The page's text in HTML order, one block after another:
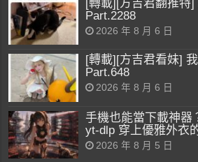
[轉載][方吉君翻推特
Part.2288
2026 年 8 月 6 日
[轉載][方吉君看妹]
Part.648
2026 年 8 月 6 日
手機也能當下載神器
yt-dlp 穿上優雅外衣
2026 年 8 月 5 日